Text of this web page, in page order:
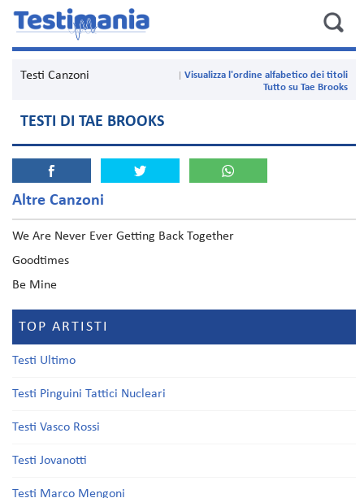
Testi Canzoni
Visualizza l'ordine alfabetico dei titoli
Tutto su Tae Brooks
TESTI DI TAE BROOKS
Altre Canzoni
We Are Never Ever Getting Back Together
Goodtimes
Be Mine
TOP ARTISTI
Testi Ultimo
Testi Pinguini Tattici Nucleari
Testi Vasco Rossi
Testi Jovanotti
Testi Marco Mengoni